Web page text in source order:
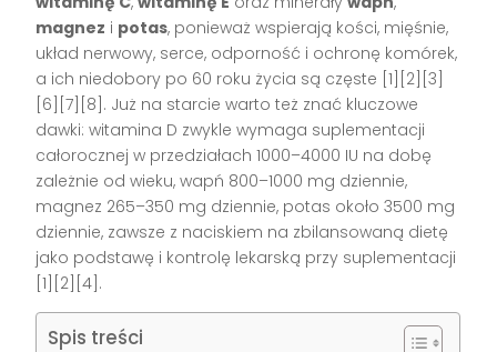
magnez i potas, ponieważ wspierają kości, mięśnie,
układ nerwowy, serce, odporność i ochronę komórek,
a ich niedobory po 60 roku życia są częste [1][2][3]
[6][7][8]. Już na starcie warto też znać kluczowe
dawki: witamina D zwykle wymaga suplementacji
całorocznej w przedziałach 1000–4000 IU na dobę
zależnie od wieku, wapń 800–1000 mg dziennie,
magnez 265–350 mg dziennie, potas około 3500 mg
dziennie, zawsze z naciskiem na zbilansowaną dietę
jako podstawę i kontrolę lekarską przy suplementacji
[1][2][4].
Spis treści